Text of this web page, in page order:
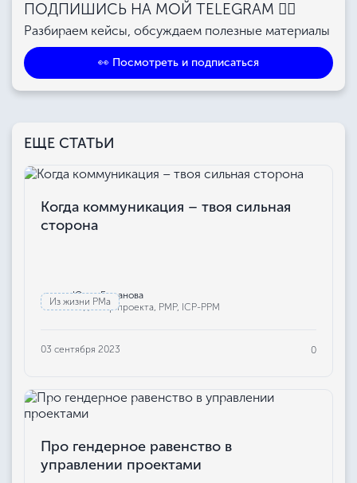
ПОДПИШИСЬ НА МОЙ TELEGRAM 👉🏻
Разбираем кейсы, обсуждаем полезные материалы
👀 Посмотреть и подписаться
ЕЩЕ СТАТЬИ
Из жизни РМа
Когда коммуникация – твоя сильная
сторона
Юлия Бажанова
Редактор проекта, РМР, ICP-PPM
03 сентября 2023 0
Про гендерное равенство в
управлении проектами